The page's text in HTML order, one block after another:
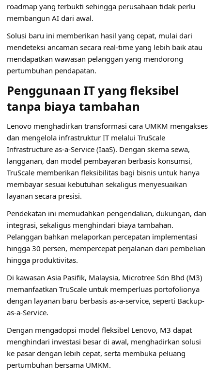
roadmap yang terbukti sehingga perusahaan tidak perlu
membangun AI dari awal.
Solusi baru ini memberikan hasil yang cepat, mulai dari
mendeteksi ancaman secara real-time yang lebih baik atau
mendapatkan wawasan pelanggan yang mendorong
pertumbuhan pendapatan.
Penggunaan IT yang fleksibel
tanpa biaya tambahan
Lenovo menghadirkan transformasi cara UMKM mengakses
dan mengelola infrastruktur IT melalui TruScale
Infrastructure as-a-Service (IaaS). Dengan skema sewa,
langganan, dan model pembayaran berbasis konsumsi,
TruScale memberikan fleksibilitas bagi bisnis untuk hanya
membayar sesuai kebutuhan sekaligus menyesuaikan
layanan secara presisi.
Pendekatan ini memudahkan pengendalian, dukungan, dan
integrasi, sekaligus menghindari biaya tambahan.
Pelanggan bahkan melaporkan percepatan implementasi
hingga 30 persen, mempercepat perjalanan dari pembelian
hingga produktivitas.
Di kawasan Asia Pasifik, Malaysia, Microtree Sdn Bhd (M3)
memanfaatkan TruScale untuk memperluas portofolionya
dengan layanan baru berbasis as-a-service, seperti Backup-
as-a-Service.
Dengan mengadopsi model fleksibel Lenovo, M3 dapat
menghindari investasi besar di awal, menghadirkan solusi
ke pasar dengan lebih cepat, serta membuka peluang
pertumbuhan bersama UMKM.